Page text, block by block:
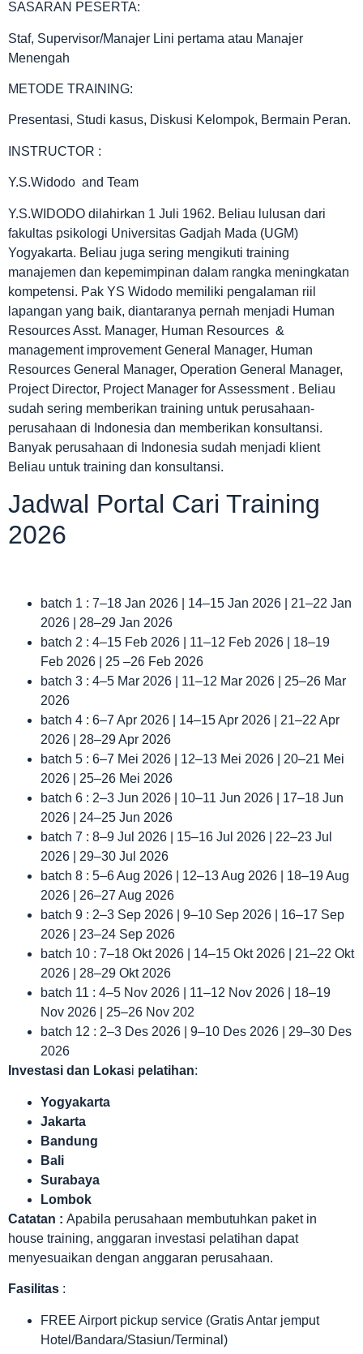
SASARAN PESERTA:
Staf, Supervisor/Manajer Lini pertama atau Manajer
Menengah
METODE TRAINING:
Presentasi, Studi kasus, Diskusi Kelompok, Bermain Peran.
INSTRUCTOR :
Y.S.Widodo and Team
Y.S.WIDODO dilahirkan 1 Juli 1962. Beliau lulusan dari
fakultas psikologi Universitas Gadjah Mada (UGM)
Yogyakarta. Beliau juga sering mengikuti training
manajemen dan kepemimpinan dalam rangka meningkatan
kompetensi. Pak YS Widodo memiliki pengalaman riil
lapangan yang baik, diantaranya pernah menjadi Human
Resources Asst. Manager, Human Resources &
management improvement General Manager, Human
Resources General Manager, Operation General Manager,
Project Director, Project Manager for Assessment . Beliau
sudah sering memberikan training untuk perusahaan-
perusahaan di Indonesia dan memberikan konsultansi.
Banyak perusahaan di Indonesia sudah menjadi klient
Beliau untuk training dan konsultansi.
Jadwal Portal Cari Training
2026
batch 1 : 7–18 Jan 2026 | 14–15 Jan 2026 | 21–22 Jan
2026 | 28–29 Jan 2026
batch 2 : 4–15 Feb 2026 | 11–12 Feb 2026 | 18–19
Feb 2026 | 25 –26 Feb 2026
batch 3 : 4–5 Mar 2026 | 11–12 Mar 2026 | 25–26 Mar
2026
batch 4 : 6–7 Apr 2026 | 14–15 Apr 2026 | 21–22 Apr
2026 | 28–29 Apr 2026
batch 5 : 6–7 Mei 2026 | 12–13 Mei 2026 | 20–21 Mei
2026 | 25–26 Mei 2026
batch 6 : 2–3 Jun 2026 | 10–11 Jun 2026 | 17–18 Jun
2026 | 24–25 Jun 2026
batch 7 : 8–9 Jul 2026 | 15–16 Jul 2026 | 22–23 Jul
2026 | 29–30 Jul 2026
batch 8 : 5–6 Aug 2026 | 12–13 Aug 2026 | 18–19 Aug
2026 | 26–27 Aug 2026
batch 9 : 2–3 Sep 2026 | 9–10 Sep 2026 | 16–17 Sep
2026 | 23–24 Sep 2026
batch 10 : 7–18 Okt 2026 | 14–15 Okt 2026 | 21–22 Okt
2026 | 28–29 Okt 2026
batch 11 : 4–5 Nov 2026 | 11–12 Nov 2026 | 18–19
Nov 2026 | 25–26 Nov 202
batch 12 : 2–3 Des 2026 | 9–10 Des 2026 | 29–30 Des
2026
Investasi dan Lokasi pelatihan:
Yogyakarta
Jakarta
Bandung
Bali
Surabaya
Lombok
Catatan : Apabila perusahaan membutuhkan paket in
house training, anggaran investasi pelatihan dapat
menyesuaikan dengan anggaran perusahaan.
Fasilitas :
FREE Airport pickup service (Gratis Antar jemput
Hotel/Bandara/Stasiun/Terminal)